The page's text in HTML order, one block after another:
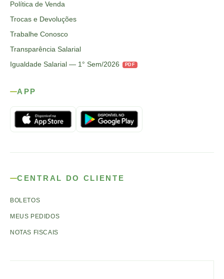
Política de Venda
Trocas e Devoluções
Trabalhe Conosco
Transparência Salarial
Igualdade Salarial — 1° Sem/2026
PDF
APP
CENTRAL DO CLIENTE
BOLETOS
MEUS PEDIDOS
NOTAS FISCAIS